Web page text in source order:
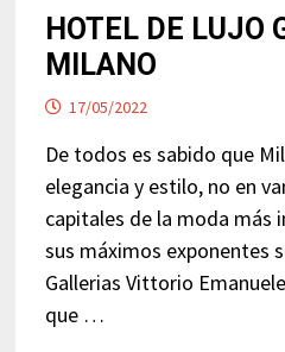
HOTEL DE LUJO
MILANO
17/05/2022
De todos es sabido que
elegancia y estilo, no en
capitales de la moda más
sus máximos exponentes
Gallerias Vittorio
que …